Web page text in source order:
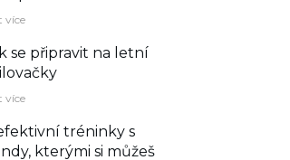
více
se připravit na letní
více
tréninky s
kterými si můžeš